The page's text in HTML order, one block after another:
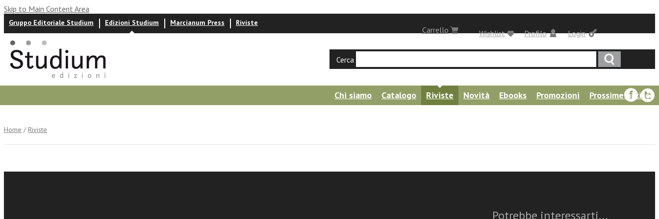
Skip to Main Content Area
Login
Carrello
Gruppo Editoriale Studium Edizioni Studium Marcianum Press Riviste
Profilo
Wishlist
Cerca
Chi siamo Catalogo Riviste Novità Ebooks Promozioni
Prossime uscite
Home / Riviste
Potrebbe interessarti...